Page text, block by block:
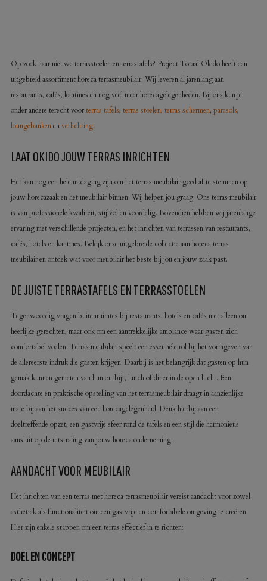
Op zoek naar nieuwe terrasstoelen en terrastafels? Project Totaal Okido heeft een
uitgebreid assortiment horeca terrasmeubilair. Wij leveren al jarenlang aan
restaurants, cafés, kantines en nog veel meer horecagelegenheden. Bij ons kun je
onder andere terecht voorterras tafels, terras stoelen, terras schermen, parasols,
loungebankenenverlichting.
LAAT OKIDO JOUW TERRAS INRICHTEN
Het kan nog een hele uitdaging zijn om het terras meubilair goed af te stemmen op
jouw horecazaak en het meubilair binnen. Wij helpen jou graag. Ons terras meubilair
is van professionele kwaliteit, stijlvol en voordelig. Bovendien hebben wij jarenlange
ervaring met verschillende projecten, en het inrichten van terrassen van restaurants,
cafés, hotels en kantines. Bekijk onze uitgebreide collectie aan horeca terras
meubilair en ontdek wat voor meubilair het beste bij jou en jouw zaak past.
DE JUISTE TERRASTAFELS EN TERRASSTOELEN
Tegenwoordig vragen buitenruimtes bij restaurants, hotels en cafés niet alleen om
heerlijke gerechten, maar ook om een aantrekkelijke ambiance waar gasten zich
comfortabel voelen. Terras meubilair speelt een essentiële rol bij het vormgeven van
de allereerste indruk die gasten krijgen. Daarbij is het belangrijk dat gasten op hun
gemak kunnen genieten van hun ontbijt, lunch of diner in de open lucht. Een
doordachte en praktische opstelling van het terrasmeubilair draagt in aanzienlijke
mate bij aan het succes van een horecagelegenheid. Denk hierbij aan een
doeltreffende opzet, een gastvrije sfeer rond de tafels en een stijl die harmonieus
aansluit op de uitstraling van jouw horeca onderneming.
AANDACHT VOOR MEUBILAIR
Het inrichten van een terras met horeca terrasmeubilair vereist aandacht voor zowel
esthetiek als functionaliteit om een gastvrije en comfortabele omgeving te creëren.
Hier zijn enkele stappen om een terras effectief in te richten:
DOEL EN CONCEPT